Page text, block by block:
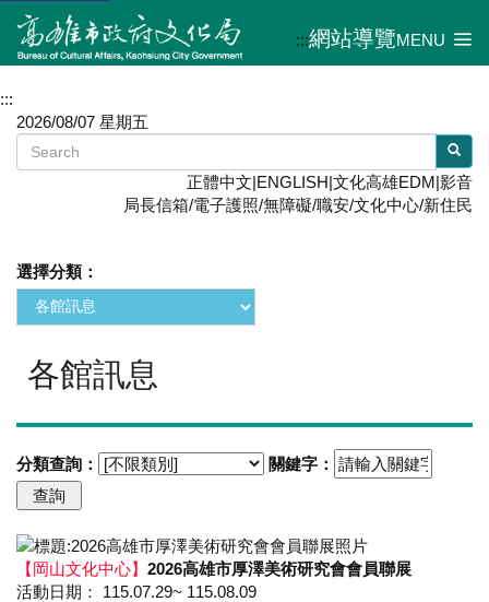
:::網站導覽MENU
:::
2026/08/07 星期五
正體中文|ENGLISH|文化高雄EDM|影音
局長信箱/電子護照/無障礙/職安/文化中心/新住民
選擇分類：
各館訊息
分類查詢： 關鍵字：
【岡山文化中心】 2026高雄市厚澤美術研究會會員聯展
活動日期： 115.07.29~ 115.08.09